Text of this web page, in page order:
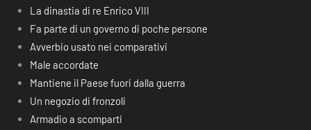
La dinastia di re Enrico VIII
Fa parte di un governo di poche persone
Avverbio usato nei comparativi
Male accordate
Mantiene il Paese fuori dalla guerra
Un negozio di fronzoli
Armadio a scomparti